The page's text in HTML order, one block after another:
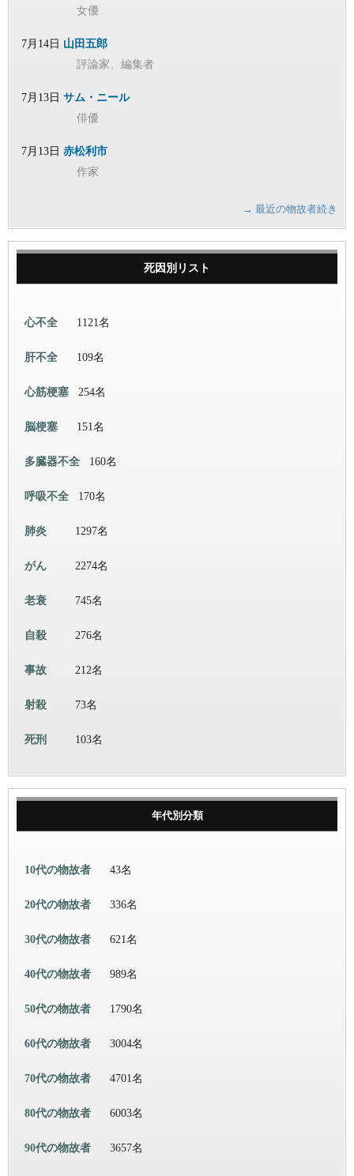
女優
7月14日 山田五郎
評論家、編集者
7月13日 サム・ニール
俳優
7月13日 赤松利市
作家
→ 最近の物故者続き
死因別リスト
心不全 1121名
肝不全 109名
心筋梗塞 254名
脳梗塞 151名
多臓器不全 160名
呼吸不全 170名
肺炎 1297名
がん 2274名
老衰 745名
自殺 276名
事故 212名
射殺 73名
死刑 103名
年代別分類
10代の物故者 43名
20代の物故者 336名
30代の物故者 621名
40代の物故者 989名
50代の物故者 1790名
60代の物故者 3004名
70代の物故者 4701名
80代の物故者 6003名
90代の物故者 3657名